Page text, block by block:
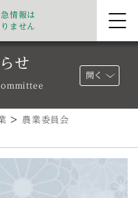
情報は
ません
せ
開く
> 農業委員会